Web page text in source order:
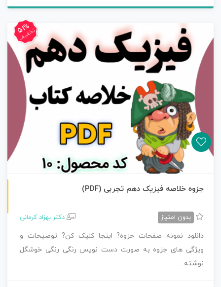
51%
تخفیف
جزوه خلاصه فیزیک دهم تجربی (PDF)
بدون امتیاز دکتر بهزاد کرمانی
دانلود نمونه صفحات حزوه? اینجا کلیک کن? توضیحات و
ویژگی های جزوه به صورت دست نویس رنگی رنگی خوشگل
نوشته…